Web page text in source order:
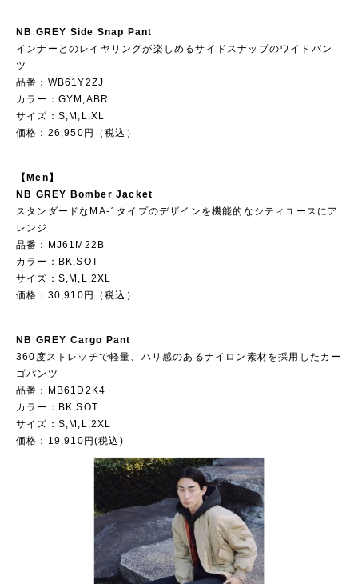
NB GREY Side Snap Pant
インナーとのレイヤリングが楽しめるサイドスナップのワイドパン
ツ
品番：WB61Y2ZJ
カラー：GYM,ABR
サイズ：S,M,L,XL
価格：26,950円（税込）
【Men】
NB GREY Bomber Jacket
スタンダードなMA-1タイプのデザインを機能的なシティユースにア
レンジ
品番：MJ61M22B
カラー：BK,SOT
サイズ：S,M,L,2XL
価格：30,910円（税込）
NB GREY Cargo Pant
360度ストレッチで軽量、ハリ感のあるナイロン素材を採用したカー
ゴパンツ
品番：MB61D2K4
カラー：BK,SOT
サイズ：S,M,L,2XL
価格：19,910円(税込)